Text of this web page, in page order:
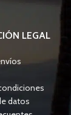
LEGAL
datos